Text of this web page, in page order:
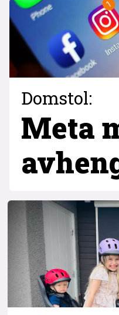
Domstol:
Meta